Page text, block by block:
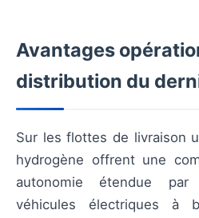
Avantages
distribution du
Sur les flottes de livraison
hydrogène offrent une
autonomie étendue
véhicules électriques à